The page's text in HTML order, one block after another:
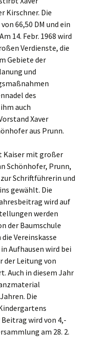
Kirschner. Die
66,50 DM und ein
14. Febr. 1968 wird
Verdienste, die
Gebiete der
und
des
auch
Xaver
aus Prunn.
Kaiser mit großer
Schönhofer, Prunn,
Schriftführerin und
gewählt. Die
wird auf
werden
der Baumschule
Vereinskasse
Aufhausen wird bei
der Leitung von
Auch in diesem Jahr
Die
wird von 4,-
am 28. 2.